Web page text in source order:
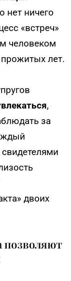
нет ничего
«встреч»
человеком
лет.
,
за
двоих
позволяют